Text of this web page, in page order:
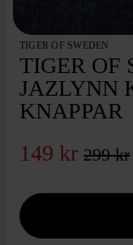
TIGER OF SWEDEN
TIGER OF
JAZLYNN
KNAPPAR
149 kr 299 kr